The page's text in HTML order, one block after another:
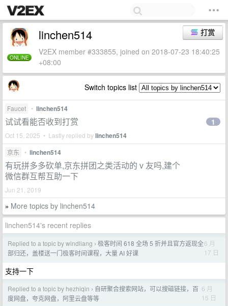
ONLINE
打赏
linchen514
V2EX member #333855, joined on 2018-07-23 18:40:25
+08:00
Switch topics list
Faucet • linchen514
试试看能否收到打赏
Oct 15, 2025 • Lastly replied bylinchen514
1
京东 • linchen514
有玩拼多多砍单,京东拼团之类活动的 v 友吗,建个
微信群互帮互助一下
Jun 21, 2019
» More topics by linchen514
linchen514's recent replies
Replied to a topic by windliang › 极客时间 618 全场 5 折并且官方返现全
部归还，盖楼送一门极客时间课程，大量 AI 好课
6 月
17 日
支持一下
Replied to a topic by hezhiqin › 自研聚合搜索网站，可以搜磁链接，百
度网盘，夸克网盘，阿里云盘等等
6 月
15 日